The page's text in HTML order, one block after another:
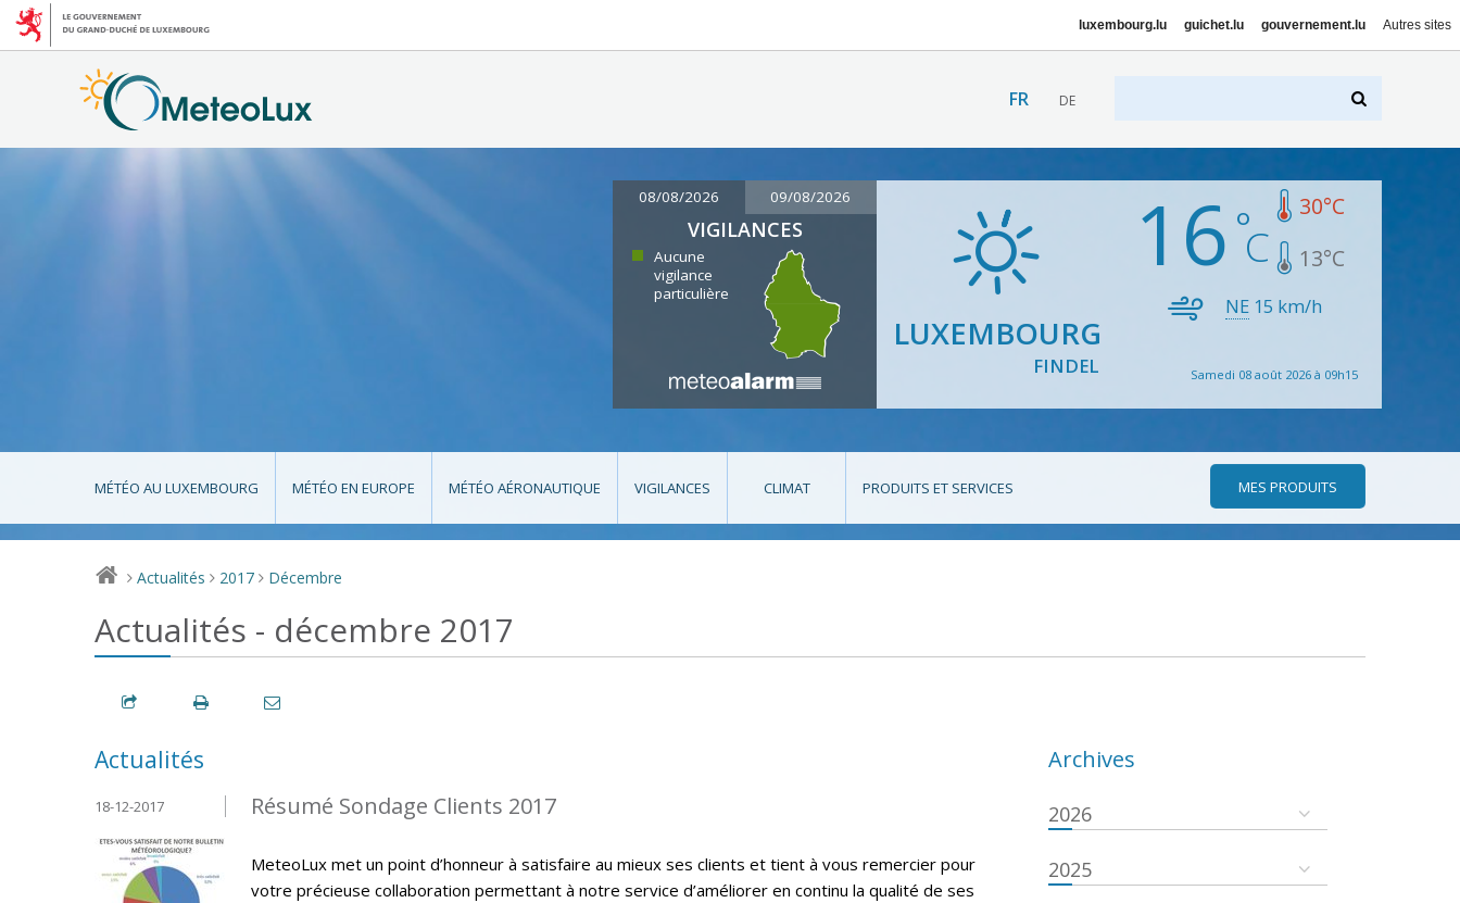
luxembourg.lu guichet.lu gouvernement.lu Autres sites
FR DE
08/08/2026 09/08/2026
VIGILANCES
Aucune
vigilance
particulière
LUXEMBOURG
FINDEL
16 30°C
13°C
NE 15 km/h
Samedi 08 août 2026 à 09h15
MÉTÉO AU LUXEMBOURG MÉTÉO EN EUROPE MÉTÉO AÉRONAUTIQUE VIGILANCES CLIMAT PRODUITS ET SERVICES MES PRODUITS
> Actualités > 2017 > Décembre
Actualités - décembre 2017
Actualités
Résumé Sondage Clients 2017
18-12-2017
MeteoLux met un point d’honneur à satisfaire au mieux ses clients et tient à vous remercier pour
votre précieuse collaboration permettant à notre service d’améliorer en continu la qualité de ses
Archives
2026
2025